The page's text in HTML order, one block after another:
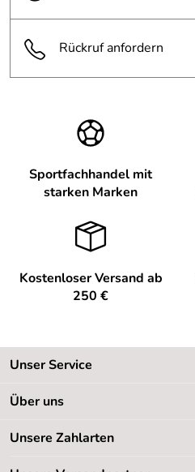
Rückruf anfordern
Sportfachhandel mit
starken Marken
Kostenloser Versand ab
250 €
Unser Service
Kontakt
Newsletter
Über uns
Unsere Bestseller
Unsere Zahlarten